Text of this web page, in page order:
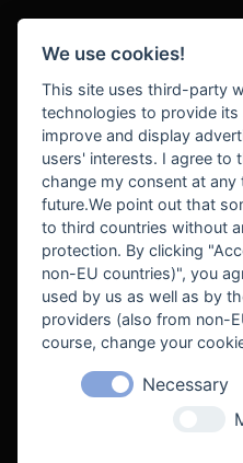
BEKANNT AUS
We use cookies!
This site uses third-party
technologies to provide
improve and display
users' interests. I agree to
change my consent at
future.We point out that
to third countries without
protection. By clicking
non-EU countries)", you
used by us as well as by
providers (also from non-
course, change your
Necessary